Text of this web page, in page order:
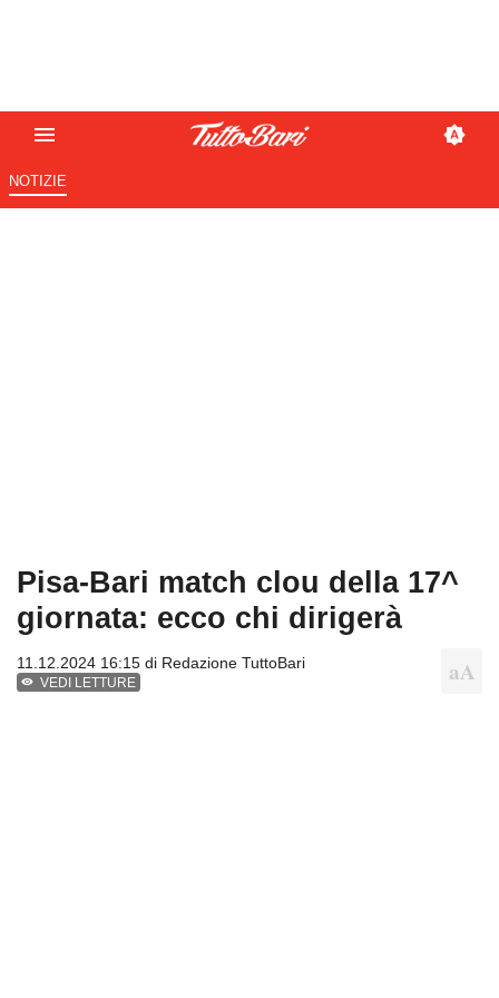
NOTIZIE
Pisa-Bari match clou della 17^
giornata: ecco chi dirigerà
11.12.2024 16:15 di Redazione TuttoBari
VEDI LETTURE